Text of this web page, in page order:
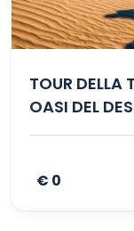
TOUR DELLA
OASI DEL
€ 0